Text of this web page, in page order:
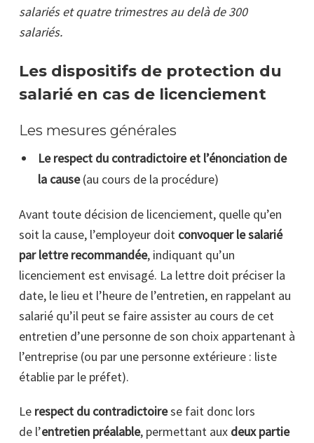
salariés et quatre trimestres au delà de 300
salariés.
Les dispositifs de protection du
salarié en cas de licenciement
Les mesures générales
Le respect du contradictoire et l’énonciation de
la cause(au cours de la procédure)
Avant toute décision de licenciement, quelle qu’en
soit la cause, l’employeur doit convoquer le salarié
par lettre recommandée, indiquant qu’un
licenciement est envisagé. La lettre doit préciser la
date, le lieu et l’heure de l’entretien, en rappelant au
salarié qu’il peut se faire assister au cours de cet
entretien d’une personne de son choix appartenant à
l’entreprise (ou par une personne extérieure : liste
établie par le préfet).
Le respect du contradictoirese fait donc lors
de l’entretien préalable, permettant aux deux partie